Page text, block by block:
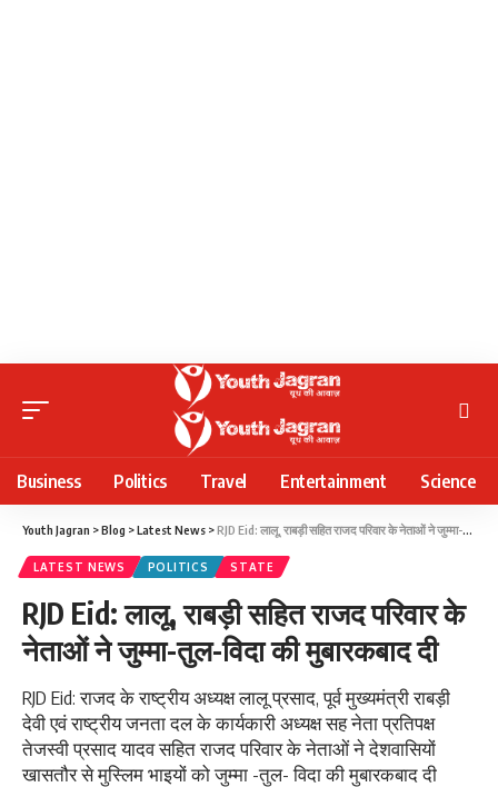
Business Politics Travel Entertainment Science
Youth Jagran >Blog >Latest News >RJD Eid: लालू, राबड़ी सहित राजद परिवार के नेताओं ने जुम्मा-तुल-विदा की मुबारकबाद दी
LATEST NEWS POLITICS STATE
RJD Eid: लालू, राबड़ी सहित राजद परिवार के
नेताओं ने जुम्मा-तुल-विदा की मुबारकबाद दी
RJD Eid: राजद के राष्ट्रीय अध्यक्ष लालू प्रसाद, पूर्व मुख्यमंत्री राबड़ी
देवी एवं राष्ट्रीय जनता दल के कार्यकारी अध्यक्ष सह नेता प्रतिपक्ष
तेजस्वी प्रसाद यादव सहित राजद परिवार के नेताओं ने देशवासियों
खासतौर से मुस्लिम भाइयों को जुम्मा -तुल- विदा की मुबारकबाद दी